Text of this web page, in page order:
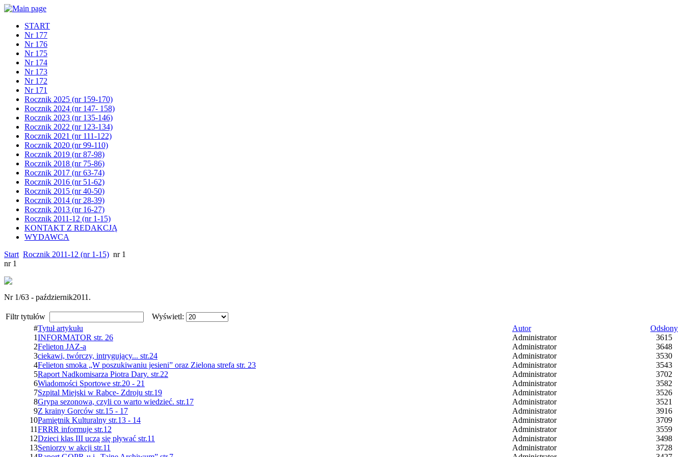
START
Nr 177
Nr 176
Nr 175
Nr 174
Nr 173
Nr 172
Nr 171
Rocznik 2025 (nr 159-170)
Rocznik 2024 (nr 147- 158)
Rocznik 2023 (nr 135-146)
Rocznik 2022 (nr 123-134)
Rocznik 2021 (nr 111-122)
Rocznik 2020 (nr 99-110)
Rocznik 2019 (nr 87-98)
Rocznik 2018 (nr 75-86)
Rocznik 2017 (nr 63-74)
Rocznik 2016 (nr 51-62)
Rocznik 2015 (nr 40-50)
Rocznik 2014 (nr 28-39)
Rocznik 2013 (nr 16-27)
Rocznik 2011-12 (nr 1-15)
KONTAKT Z REDAKCJĄ
WYDAWCA
Start Rocznik 2011-12 (nr 1-15) nr 1
nr 1
Nr 1/63 - październik2011.
Filtr tytułów
Wyświetl:
#Tytuł artykułu Autor
Odsłony
1INFORMATOR str. 26 Administrator
3615
2Felieton JAZ-a Administrator
3648
3ciekawi, twórczy, intrygujący... str.24 Administrator
3530
4Felieton smoka „W poszukiwaniu jesieni” oraz Zielona strefa str. 23 Administrator
3543
5Raport Nadkomisarza Piotra Dary. str.22 Administrator
3702
6Wiadomości Sportowe str.20 - 21 Administrator
3582
7Szpital Miejski w Rabce- Zdroju str.19 Administrator
3526
8Grypa sezonowa, czyli co warto wiedzieć. str.17 Administrator
3521
9Z krainy Gorców str.15 - 17 Administrator
3916
10Pamiętnik Kulturalny str.13 - 14 Administrator
3709
11FRRR informuje str.12 Administrator
3559
12Dzieci klas III uczą się pływać str.11 Administrator
3498
13Seniorzy w akcji str.11 Administrator
3728